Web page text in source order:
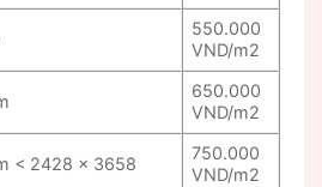
550.000
VND/m2
650.000
VND/m2
< 2428 x 3658
750.000
VND/m2